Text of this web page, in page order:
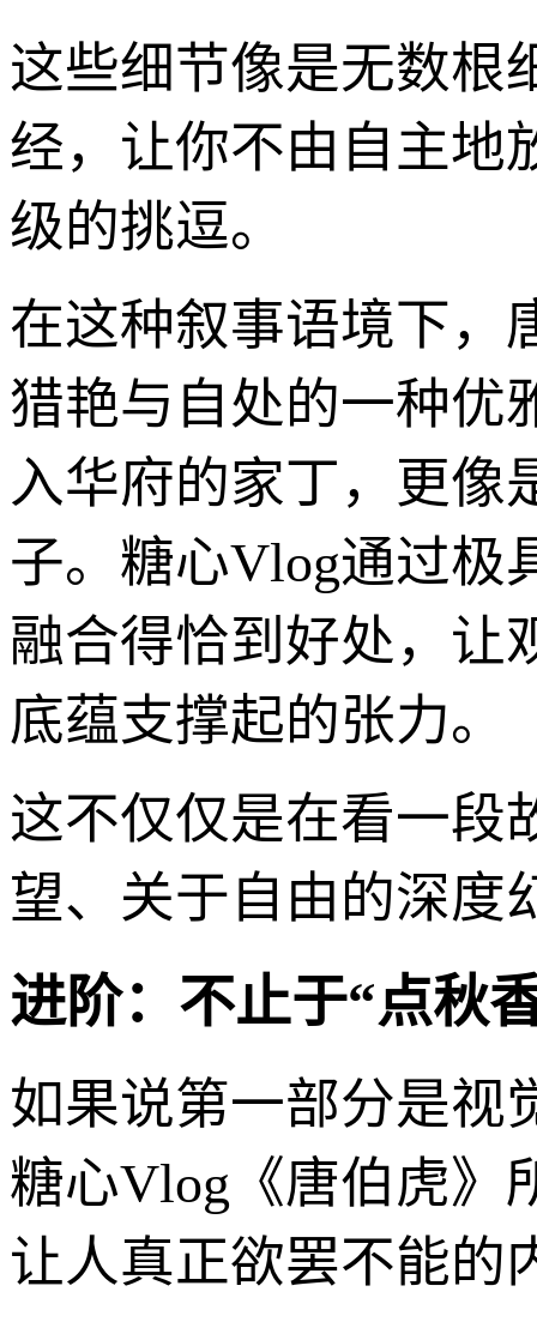
这些细节像是无数根
经，让你不由自主地
级的挑逗。
在这种叙事语境下，
猎艳与自处的一种优
入华府的家丁，更像
子。糖心Vlog通过极
融合得恰到好处，让
底蕴支撑起的张力。
这不仅仅是在看一段
望、关于自由的深度
进阶：不止于“点秋
如果说第一部分是视
糖心Vlog《唐伯虎》
让人真正欲罢不能的